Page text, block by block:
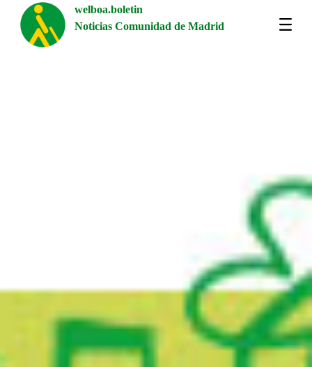
welboa.boletin
Noticias Comunidad de Madrid